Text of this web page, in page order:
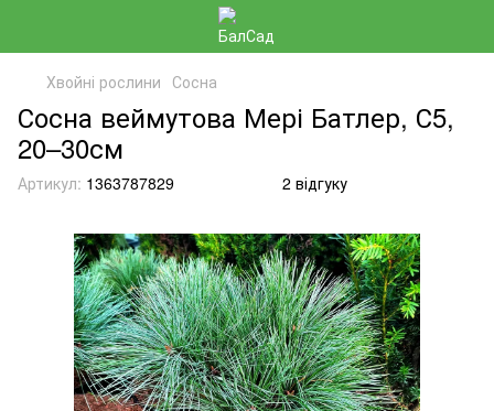
Хвойні рослини Сосна
Сосна веймутова Мері Батлер, С5,
20–30см
Артикул: 1363787829 2 відгуку